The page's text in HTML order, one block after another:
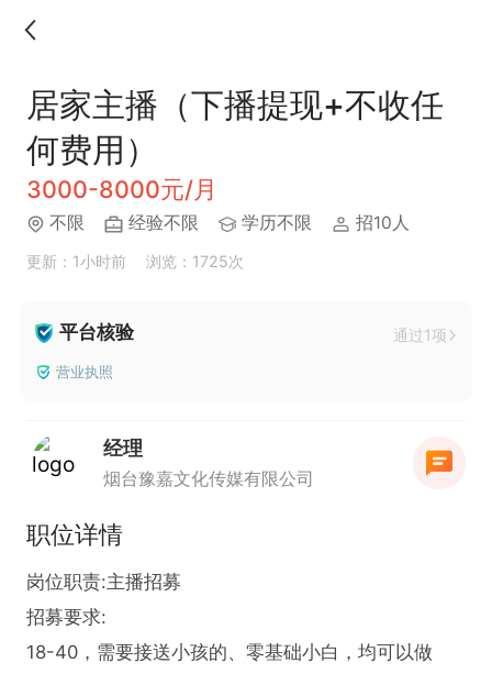
居家主播（下播提现+不收任
何费用）
3000-8000元/月
不限 经验不限 学历不限 招10人
更新：1小时前 浏览：1725次
平台核验 通过1项
营业执照
经理
烟台豫嘉文化传媒有限公司
职位详情
岗位职责:主播招募
招募要求:
18-40，需要接送小孩的、零基础小白，均可以做